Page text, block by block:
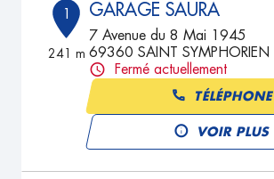
1
241 m
GARAGE SAURA
7 Avenue du 8 Mai 1945
69360 SAINT
Fermé actuellement
TÉLÉPHONE
VOIR PLUS